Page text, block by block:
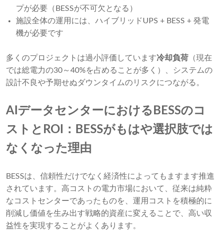
プが必要（BESSが不可欠となる）
施設全体の運用には、ハイブリッドUPS + BESS + 発電
機が必要です
多くのプロジェクトは過小評価しています冷却負荷 （現在
では総電力の30～40%を占めることが多く）、システムの
設計不良や予期せぬダウンタイムのリスクにつながる。
AIデータセンターにおけるBESSのコ
ストとROI：BESSがもはや選択肢では
なくなった理由
BESSは、信頼性だけでなく経済性によってもますます推進
されています。高コストの電力市場において、従来は純粋
なコストセンターであったものを、運用コストを積極的に
削減し価値を生み出す戦略的資産に変えることで、高い収
益性を実現することがよくあります。